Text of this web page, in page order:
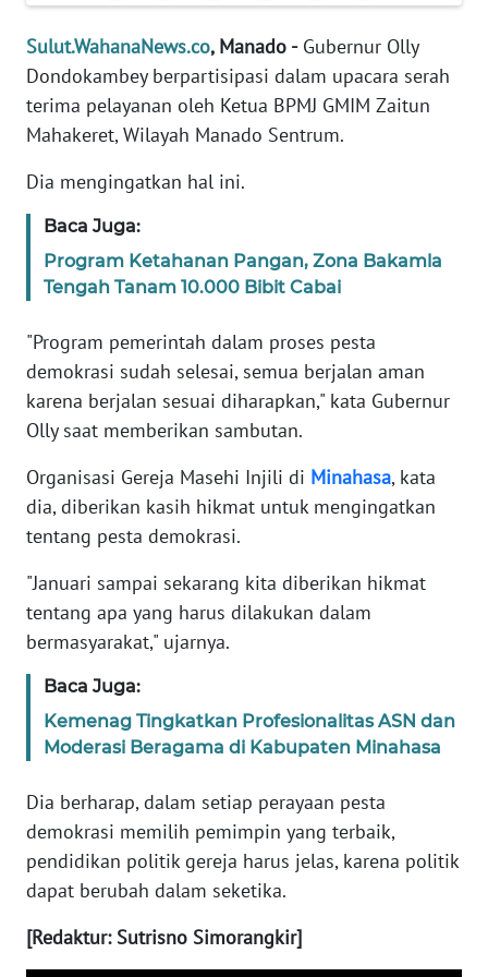
Sulut.WahanaNews.co, Manado -Gubernur Olly
Dondokambey berpartisipasi dalam upacara serah
terima pelayanan oleh Ketua BPMJ GMIM Zaitun
Mahakeret, Wilayah Manado Sentrum.
Dia mengingatkan hal ini.
Baca Juga:
Program Ketahanan Pangan, Zona Bakamla
Tengah Tanam 10.000 Bibit Cabai
"Program pemerintah dalam proses pesta
demokrasi sudah selesai, semua berjalan aman
karena berjalan sesuai diharapkan," kata Gubernur
Olly saat memberikan sambutan.
Organisasi Gereja Masehi Injili di Minahasa, kata
dia, diberikan kasih hikmat untuk mengingatkan
tentang pesta demokrasi.
"Januari sampai sekarang kita diberikan hikmat
tentang apa yang harus dilakukan dalam
bermasyarakat," ujarnya.
Baca Juga:
Kemenag Tingkatkan Profesionalitas ASN dan
Moderasi Beragama di Kabupaten Minahasa
Dia berharap, dalam setiap perayaan pesta
demokrasi memilih pemimpin yang terbaik,
pendidikan politik gereja harus jelas, karena politik
dapat berubah dalam seketika.
[Redaktur: Sutrisno Simorangkir]
REDAKSI
KARIR
DISCLAIMER
Wahana
Regional
WN
SUMUT
WN
WN
JABAR
WN
BANTEN
NTT
WN
WN
PAPUA
PAPUA